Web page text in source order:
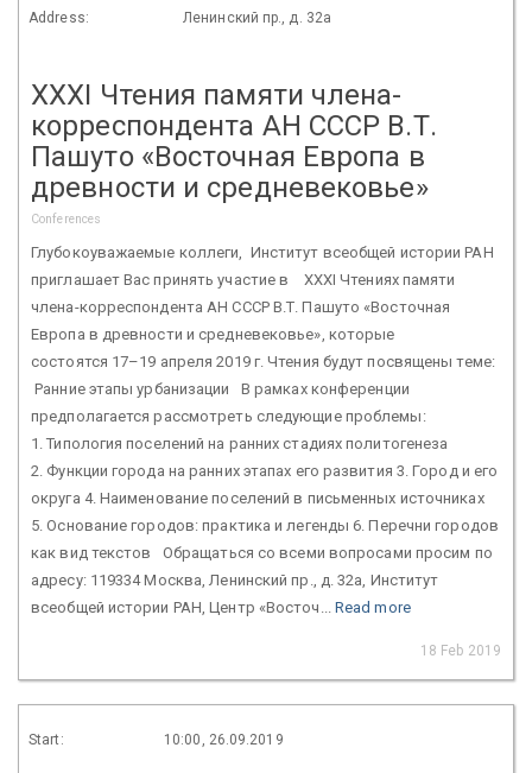
Address: Ленинский пр., д. 32а
XXХI Чтения памяти члена-
корреспондента АН СССР В.Т.
Пашуто «Восточная Европа в
древности и средневековье»
Conferences
Глубокоуважаемые коллеги, Институт всеобщей истории РАН
приглашает Вас принять участие в XXХI Чтениях памяти
члена-корреспондента АН СССР В.Т. Пашуто «Восточная
Европа в древности и средневековье», которые
состоятся 17–19 апреля 2019 г. Чтения будут посвящены теме:
Ранние этапы урбанизации В рамках конференции
предполагается рассмотреть следующие проблемы:
1. Типология поселений на ранних стадиях политогенеза
2. Функции города на ранних этапах его развития 3. Город и его
округа 4. Наименование поселений в письменных источниках
5. Основание городов: практика и легенды 6. Перечни городов
как вид текстов Обращаться со всеми вопросами просим по
адресу: 119334 Москва, Ленинский пр., д. 32а, Институт
всеобщей истории РАН, Центр «Восточ... Read more
18 Feb 2019
Start: 10:00, 26.09.2019